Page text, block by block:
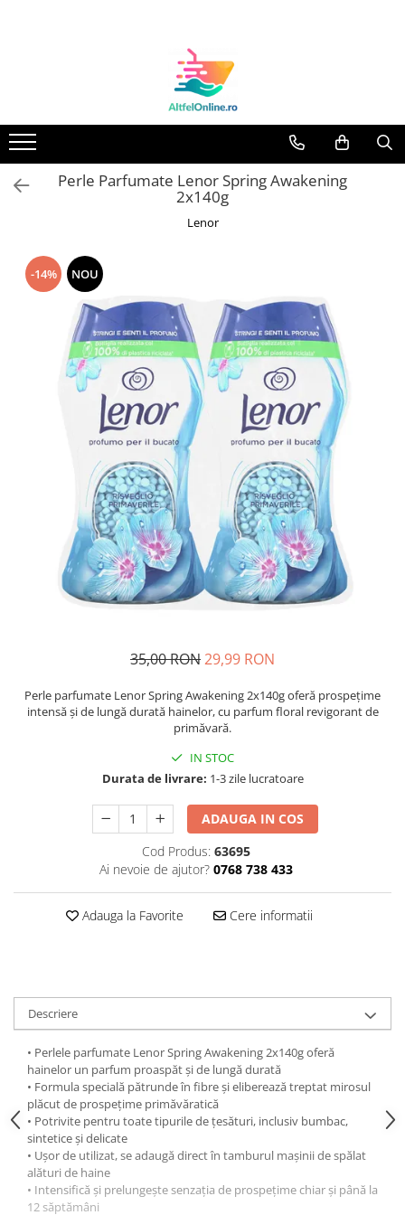
Produse Cosmetice Premium
Reducere 20% la achizitionarea a
minimum 3 produse identice
Oferte
Balsam Rufe
Perle Parfumate
Servetele parfumate rufe
Capsule si Tablete pentru Masina
de Spalat Vase
Detergent Rufe
Detergent Capsule
Detergent Pudra Automat
Detergent Lichid
Detergent Pudra Manual
Detergent Lichid Gel
Inalbitor Rufe
Intretinere Masina de Spalat Rufe
Servetele Captare Culori
Gratare
Hrana, Accesorii si Ingrijire Animale
Hrana Umeda
Hrana Uscata
Ingrijire Animale
Ingrijire Copii
Accesorii Ingrijire Copii
Dus si Baie
Accesorii Baie
Gel de Dus pentru Copii
Pudra de Talc
Perle Parfumate Lenor Spring Awakening
2x140g
Lenor
-14% NOU
35,00 RON29,99 RON
Perle parfumate Lenor Spring Awakening 2x140g oferă prospețime
intensă și de lungă durată hainelor, cu parfum floral revigorant de
primăvară.
IN STOC
Durata de livrare: 1-3 zile lucratoare
ADAUGA IN COS
Cod Produs: 63695
Ai nevoie de ajutor? 0768 738 433
Adauga la Favorite Cere informatii
Descriere
• Perlele parfumate Lenor Spring Awakening 2x140g oferă
hainelor un parfum proaspăt și de lungă durată
• Formula specială pătrunde în fibre și eliberează treptat mirosul
plăcut de prospețime primăvăratică
• Potrivite pentru toate tipurile de țesături, inclusiv bumbac,
sintetice și delicate
• Ușor de utilizat, se adaugă direct în tamburul mașinii de spălat
alături de haine
• Intensifică și prelungește senzația de prospețime chiar și până la
12 săptămâni